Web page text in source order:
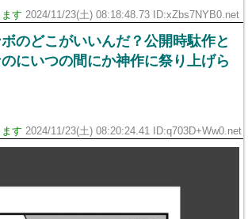
す 2024/11/23(土) 08:18:48.73 ID:xZbs7NYB0.net
のどこがいいんだ？公開時駄作と
にいつの間にか神作に祭り上げら
す 2024/11/23(土) 08:20:24.41 ID:q703D+Ww0.net